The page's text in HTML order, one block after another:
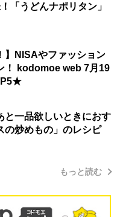
「うどんナポリタン」
】NISAやファッション
！ kodomoe web 7月19
と一品欲しいときにおす
の炒めもの」のレシピ
もっと読む